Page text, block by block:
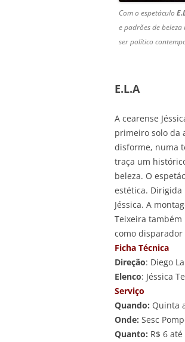
Com o espetáculo
e padrões de
ser político
E.L.A
A cearense
primeiro solo da
disforme, numa
traça um
beleza. O
estética. Dirigida
Jéssica. A
Teixeira também
como
Ficha Técnica
Direção: Diego
Elenco: Jéssica
Serviço
Quando: Quinta
Onde: Sesc
Quanto: R$ 6 até